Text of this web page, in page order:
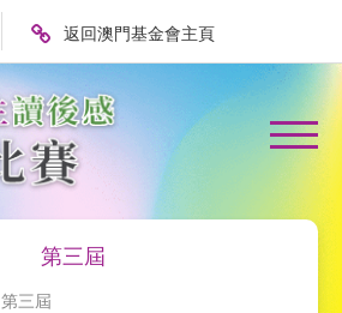
返回澳門基金會主頁
第三屆
第三屆